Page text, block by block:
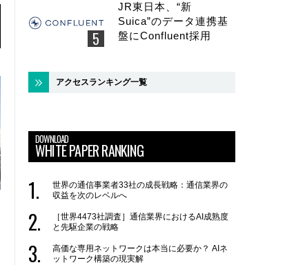
JR東日本、“新
Suica”のデータ連携基
盤にConfluent採用
アクセスランキング一覧
DOWNLOAD
WHITE PAPER RANKING
世界の通信事業者33社の成長戦略：通信業界の
収益を次のレベルへ
［世界4473社調査］通信業界におけるAI成熟度
と先駆企業の戦略
高価な専用ネットワークは本当に必要か？ AIネ
ットワーク構築の現実解